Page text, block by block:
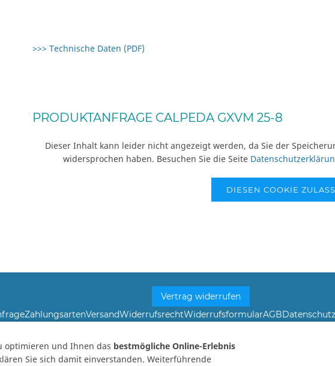
>>> Technische Daten (PDF)
PRODUKTANFRAGE CALPEDA GXVM 25-8
Dieser Inhalt kann leider nicht angezeigt werden, da Sie der
widersprochen haben. Besuchen Sie die Seite
DIESEN COOKIE
Vertrag widerrufen
ZahlungsartenVersandWiderrufsrechtWiderrufsformularAGBDatenschutz
Versandkosten, soweit nicht anders angegeben und gelten nur für Lieferungen nach
optimieren und Ihnen das bestmögliche Online-Erlebnis
Sie sich damit einverstanden. Weiterführende